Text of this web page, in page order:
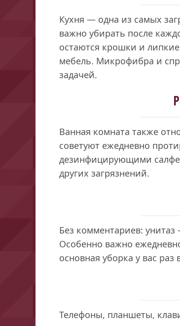
Кухня — одна из самых
важно убирать после
остаются крошки и
мебель. Микрофибра и
задачей.
Ванная комната также
советуют ежедневно
дезинфицирующими
других загрязнений.
Без комментариев:
Особенно важно
основная уборка у вас раз
Телефоны, планшеты,